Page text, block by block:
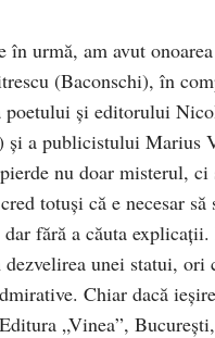
în urmă, am avut
(Baconschi), în
poetului şi editorului
şi a publicistului Marius
nu doar misterul,
totuşi că e necesar
fără a căuta
dezvelirea unei statui,
Chiar dacă
„Vinea”,